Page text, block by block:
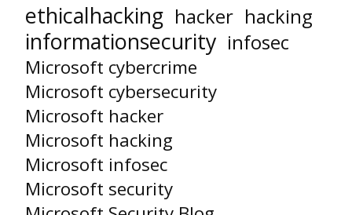
ethicalhacking hacker hacking
informationsecurity infosec
Microsoft cybercrime
Microsoft cybersecurity
Microsoft hacker
Microsoft hacking
Microsoft infosec
Microsoft security